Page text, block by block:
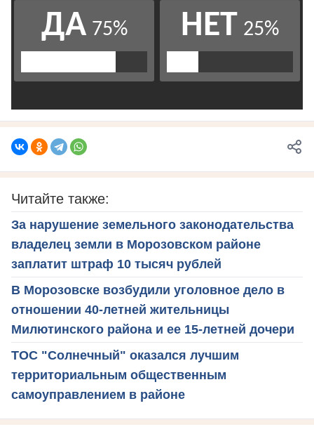
Читайте также:
За нарушение земельного законодательства
владелец земли в Морозовском районе
заплатит штраф 10 тысяч рублей
В Морозовске возбудили уголовное дело в
отношении 40-летней жительницы
Милютинского района и ее 15-летней дочери
ТОС "Солнечный" оказался лучшим
территориальным общественным
самоуправлением в районе